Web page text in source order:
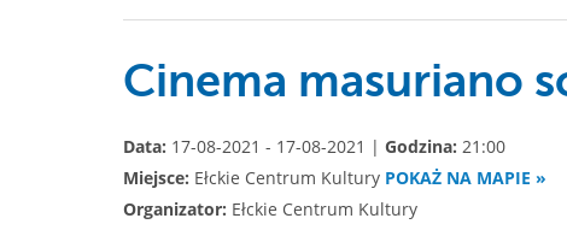
Cinema masuriano
Data: 17-08-2021 - 17-08-2021 | Godzina: 21:00
Miejsce: Ełckie Centrum Kultury POKAŻ NA MAPIE »
Organizator: Ełckie Centrum Kultury